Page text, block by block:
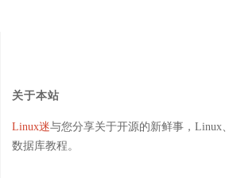
关于本站
Linux迷与您分享关于开源的新鲜事，Linux
数据库教程。